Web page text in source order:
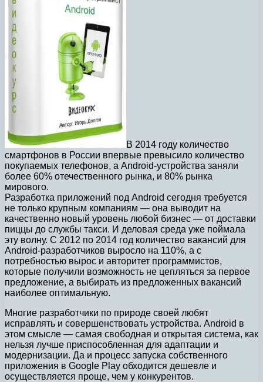
В 2014 году количество
смартфонов в России впервые превысило количество
покупаемых телефонов, а Android-устройства заняли
более 60% отечественного рынка, и 80% рынка
мирового.
Разработка приложений под Android сегодня требуется
не только крупным компаниям — она выводит на
качественно новый уровень любой бизнес — от доставки
пиццы до службы такси. И деловая среда уже поймала
эту волну. С 2012 по 2014 год количество вакансий для
Android-разработчиков выросло на 110%, а с
потребностью вырос и авторитет программистов,
которые получили возможность не цепляться за первое
предложение, а выбирать из предложенных вакансий
наиболее оптимальную.
Многие разработчики по природе своей любят
исправлять и совершенствовать устройства. Android в
этом смысле — самая свободная и открытая система, как
нельзя лучше приспособленная для адаптации и
модернизации. Да и процесс запуска собственного
приложения в Google Play обходится дешевле и
осуществляется проще, чем у конкурентов.